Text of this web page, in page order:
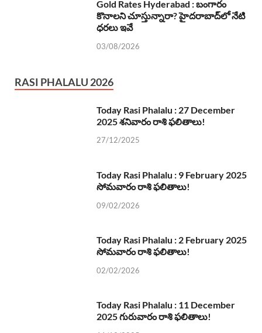
Gold Rates Hyderabad : బంగారం
కొనాలని చూస్తున్నారా? హైదరాబాద్‌లో నేటి
ధరలు ఇవే
03/08/2026
RASI PHALALU 2026
Today Rasi Phalalu : 27 December
2025 శనివారం రాశి ఫలితాలు!
27/12/2025
Today Rasi Phalalu : 9 February 2025
సోమవారం రాశి ఫలితాలు!
09/02/2026
Today Rasi Phalalu : 2 February 2025
సోమవారం రాశి ఫలితాలు!
02/02/2026
Today Rasi Phalalu : 11 December
2025 గురువారం రాశి ఫలితాలు!